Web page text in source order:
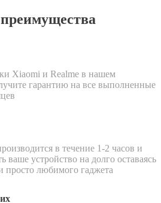
Xiaomi и Realme в нашем
гарантию на все выполненные
в течение 1-2 часов и
ваше устройство на долго оставаясь
просто любимого гаджета